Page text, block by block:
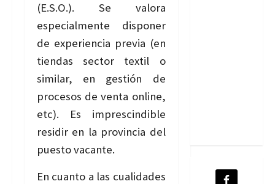
(E.S.O.). Se valora
especialmente disponer
de experiencia previa (en
tiendas sector textil o
similar, en gestión de
procesos de venta online,
etc). Es imprescindible
residir en la provincia del
puesto vacante.
En cuanto a las cualidades